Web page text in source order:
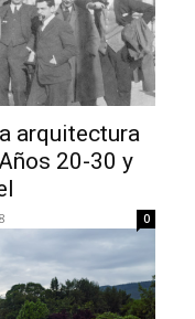
arquitectura
20-30 y
0